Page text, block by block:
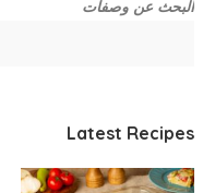
البحث عن وصفات
Latest Recipes